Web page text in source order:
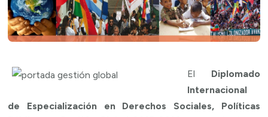
El Diplomado
Internacional
de Especialización en Derechos Sociales, Políticas